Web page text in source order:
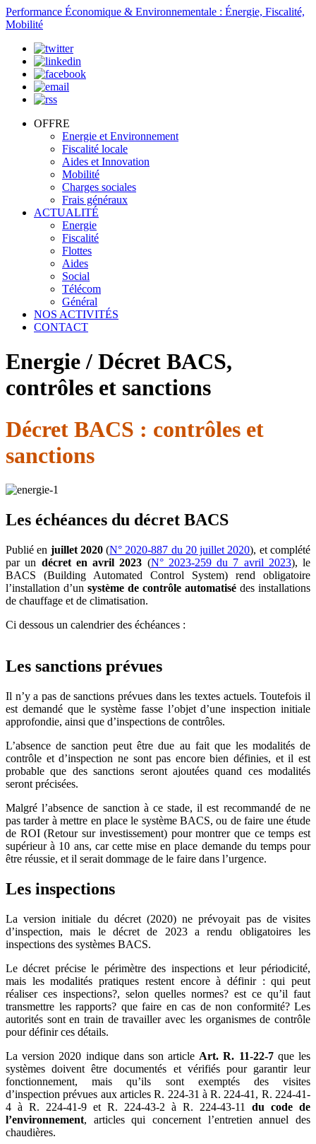
Performance Économique & Environnementale : Énergie, Fiscalité,
Mobilité
OFFRE
Energie et Environnement
Fiscalité locale
Aides et Innovation
Mobilité
Charges sociales
Frais généraux
ACTUALITÉ
Energie
Fiscalité
Flottes
Aides
Social
Télécom
Général
NOS ACTIVITÉS
CONTACT
Energie / Décret BACS,
contrôles et sanctions
Décret BACS : contrôles et
sanctions
Les échéances du décret BACS
Publié en juillet 2020(N° 2020-887 du 20 juillet 2020), et complété
par un décret en avril 2023 (N° 2023-259 du 7 avril 2023), le
BACS (Building Automated Control System) rend obligatoire
l’installation d’un système de contrôle automatisé des installations
de chauffage et de climatisation.
Ci dessous un calendrier des échéances :
Les sanctions prévues
Il n’y a pas de sanctions prévues dans les textes actuels. Toutefois il
est demandé que le système fasse l’objet d’une inspection initiale
approfondie, ainsi que d’inspections de contrôles.
L’absence de sanction peut être due au fait que les modalités de
contrôle et d’inspection ne sont pas encore bien définies, et il est
probable que des sanctions seront ajoutées quand ces modalités
seront précisées.
Malgré l’absence de sanction à ce stade, il est recommandé de ne
pas tarder à mettre en place le système BACS, ou de faire une étude
de ROI (Retour sur investissement) pour montrer que ce temps est
supérieur à 10 ans, car cette mise en place demande du temps pour
être réussie, et il serait dommage de le faire dans l’urgence.
Les inspections
La version initiale du décret (2020) ne prévoyait pas de visites
d’inspection, mais le décret de 2023 a rendu obligatoires les
inspections des systèmes BACS.
Le décret précise le périmètre des inspections et leur périodicité,
mais les modalités pratiques restent encore à définir : qui peut
réaliser ces inspections?, selon quelles normes? est ce qu’il faut
transmettre les rapports? que faire en cas de non conformité? Les
autorités sont en train de travailler avec les organismes de contrôle
pour définir ces détails.
La version 2020 indique dans son article Art. R. 11-22-7que les
systèmes doivent être documentés et vérifiés pour garantir leur
fonctionnement, mais qu’ils sont exemptés des visites
d’inspection prévues aux articles R. 224-31 à R. 224-41, R. 224-41-
4 à R. 224-41-9 et R. 224-43-2 à R. 224-43-11 du code de
l’environnement, articles qui concernent l’entretien annuel des
chaudières.